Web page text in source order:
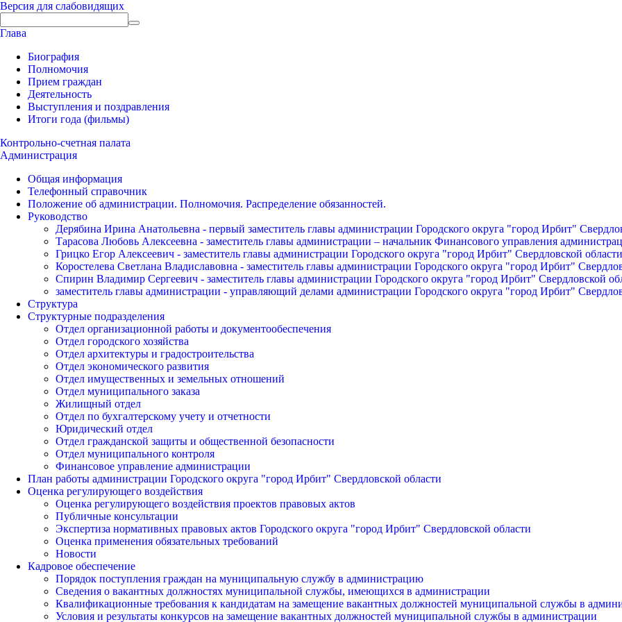
Версия для слабовидящих
Глава
Биография
Полномочия
Прием граждан
Деятельность
Выступления и поздравления
Итоги года (фильмы)
Контрольно-счетная палата
Администрация
Общая информация
Телефонный справочник
Положение об администрации. Полномочия. Распределение обязанностей.
Руководство
Дерябина Ирина Анатольевна - первый заместитель главы администрации Городского округа "город Ирбит"
Тарасова Любовь Алексеевна - заместитель главы администрации – начальник Финансового управления
Грицко Егор Алексеевич - заместитель главы администрации Городского округа "город Ирбит" Свердловской области
Коростелева Светлана Владиславовна - заместитель главы администрации Городского округа "город Ирбит"
Спирин Владимир Сергеевич - заместитель главы администрации Городского округа "город Ирбит" Свердловской
заместитель главы администрации - управляющий делами администрации Городского округа "город Ирбит"
Структура
Структурные подразделения
Отдел организационной работы и документообеспечения
Отдел городского хозяйства
Отдел архитектуры и градостроительства
Отдел экономического развития
Отдел имущественных и земельных отношений
Отдел муниципального заказа
Жилищный отдел
Отдел по бухгалтерскому учету и отчетности
Юридический отдел
Отдел гражданской защиты и общественной безопасности
Отдел муниципального контроля
Финансовое управление администрации
План работы администрации Городского округа "город Ирбит" Свердловской области
Оценка регулирующего воздействия
Оценка регулирующего воздействия проектов правовых актов
Публичные консультации
Экспертиза нормативных правовых актов Городского округа "город Ирбит" Свердловской области
Оценка применения обязательных требований
Новости
Кадровое обеспечение
Порядок поступления граждан на муниципальную службу в администрацию
Сведения о вакантных должностях муниципальной службы, имеющихся в администрации
Квалификационные требования к кандидатам на замещение вакантных должностей муниципальной службы в
Условия и результаты конкурсов на замещение вакантных должностей муниципальной службы в администрации